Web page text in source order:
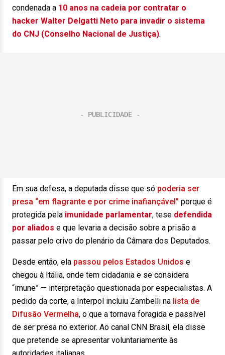
condenada a 10 anos na cadeia por contratar o
hacker Walter Delgatti Neto para invadir o sistema
do CNJ (Conselho Nacional de Justiça).
Em sua defesa, a deputada disse que só poderia ser
presa “em flagrante e por crime inafiançável” porque é
protegida pela imunidade parlamentar, tese defendida
por aliados e que levaria a decisão sobre a prisão a
passar pelo crivo do plenário da Câmara dos Deputados.
Desde então, ela passou pelos Estados Unidos e
chegou à Itália, onde tem cidadania e se considera
“imune” — interpretação questionada por especialistas. A
pedido da corte, a Interpol incluiu Zambelli na lista de
Difusão Vermelha, o que a tornava foragida e passível
de ser presa no exterior. Ao canal CNN Brasil, ela disse
que pretende se apresentar voluntariamente às